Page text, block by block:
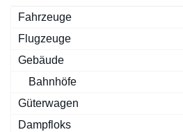
Fahrzeuge
Flugzeuge
Gebäude
Bahnhöfe
Güterwagen
Dampfloks